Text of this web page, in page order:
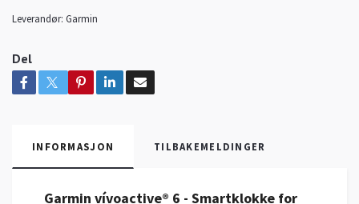
Leverandør: Garmin
Del
INFORMASJON TILBAKEMELDINGER
Garmin vívoactive® 6 - Smartklokke for